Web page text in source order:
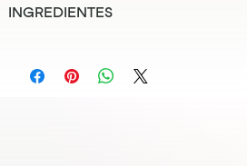
○ Livre de parabenos e de ftalatos
INGREDIENTES
DIISOSTEARYL MALATE, CI 77891,
FLUORPHLOGOPITE, CETEARYL